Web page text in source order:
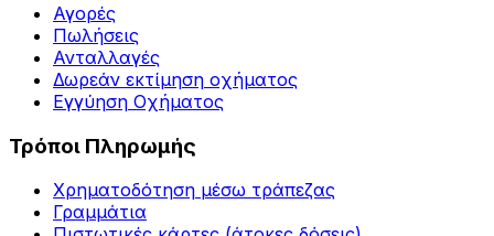
Αγορές
Πωλήσεις
Ανταλλαγές
Δωρεάν εκτίμηση οχήματος
Εγγύηση Οχήματος
Τρόποι Πληρωμής
Χρηματοδότηση μέσω τράπεζας
Γραμμάτια